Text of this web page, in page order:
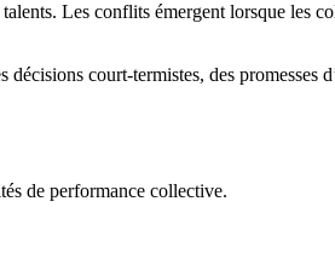
Les conflits émergent lorsque les
court-termistes, des promesses
de performance collective.